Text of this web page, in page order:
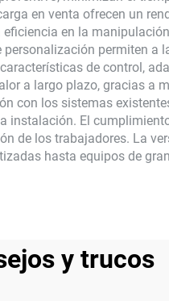
en venta ofrecen un
en la
permiten a
de control,
a largo plazo, gracias a
con los sistemas
El
de los trabajadores. La
hasta equipos de
y trucos